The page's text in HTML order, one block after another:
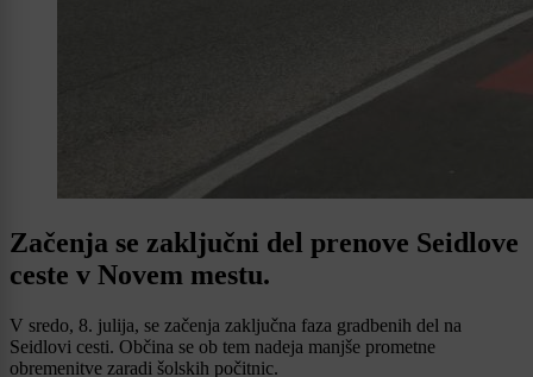
Začenja se zaključni del prenove Seidlove
ceste v Novem mestu.
V sredo, 8. julija, se začenja zaključna faza gradbenih del na
Seidlovi cesti. Občina se ob tem nadeja manjše prometne
obremenitve zaradi šolskih počitnic.